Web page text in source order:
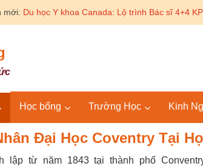
mới: Du học Y khoa Canada: Lộ trình Bác sĩ 4+4
Học bổng Trường Học Kinh
Đại Học Coventry Tại
lập từ năm 1843 tại thành phố